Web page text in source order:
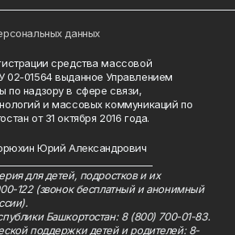
данных
средства массовой
01564 выданное Управлением
по надзору в сфере связи,
и массовых коммуникаций по
от 31 октября 2016 года.
Юрий Александрович
для детей, подростков и их
122 (звонок бесплатный и анонимный
Башкортостан: 8 (800) 700-01-83.
поддержки детей и родителей: 8-